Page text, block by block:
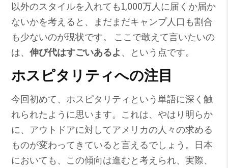
以外のスタイルを入れても1,000万人に届くか届か
ないかを考えると、まだまだキャンプ人口も割合
も少ないのが現状です。 ここで敢えて言いたいの
は、 伸び代はすごいあるよ 、という点です。
ホスピタリティへの注目
今回初めて、ホスピタリティという単語に深く触
れられたように思います。これは、やはり明らか
に、アウトドアに対してアメリカの人々の求める
ものが変わってきていると言えるでしょう。日本
においても、この傾向は進むと考えられ、実際、